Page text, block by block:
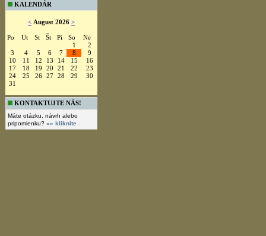
KALENDÁR
< August 2026 >
Po Ut St Št Pi So
Ne
1
2
3
4 5 6 7 8
9
10
11 12 13 14 15
16
17
18 19 20 21 22
23
24
25 26 27 28 29
30
31
KONTAKTUJTE NÁS!
Máte otázku, návrh alebo
pripomienku? »» kliknite